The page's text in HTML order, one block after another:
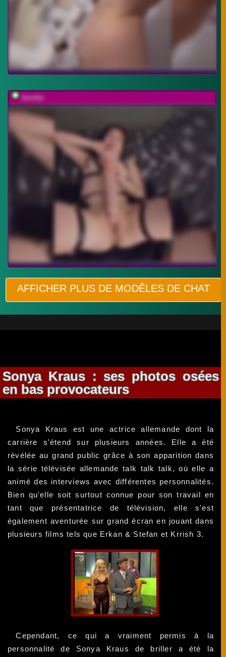
Annifer
AFFICHER PLUS DE MODÊLES DE CHAT
Sonya Kraus : ses photos osées
en bas provocateurs
Sonya Kraus est une actrice allemande dont la
carrière s'étend sur plusieurs années. Elle a été
révélée au grand public grâce à son apparition dans
la série télévisée allemande talk talk talk, où elle a
animé des interviews avec différentes personnalités.
Bien qu'elle soit surtout connue pour son travail en
tant que présentatrice de télévision, elle s'est
également aventurée sur grand écran en jouant dans
plusieurs films tels que Erkan & Stefan et Krrish 3.
Cependant, ce qui a vraiment permis à la
personnalité de Sonya Kraus de briller a été la